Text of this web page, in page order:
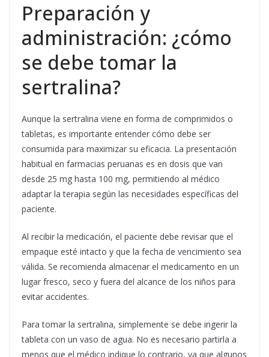
Preparación y
administración: ¿cómo
se debe tomar la
sertralina?
Aunque la sertralina viene en forma de comprimidos o
tabletas, es importante entender cómo debe ser
consumida para maximizar su eficacia. La presentación
habitual en farmacias peruanas es en dosis que van
desde 25 mg hasta 100 mg, permitiendo al médico
adaptar la terapia según las necesidades específicas del
paciente.
Al recibir la medicación, el paciente debe revisar que el
empaque esté intacto y que la fecha de vencimiento sea
válida. Se recomienda almacenar el medicamento en un
lugar fresco, seco y fuera del alcance de los niños para
evitar accidentes.
Para tomar la sertralina, simplemente se debe ingerir la
tableta con un vaso de agua. No es necesario partirla a
menos que el médico indique lo contrario, ya que algunos